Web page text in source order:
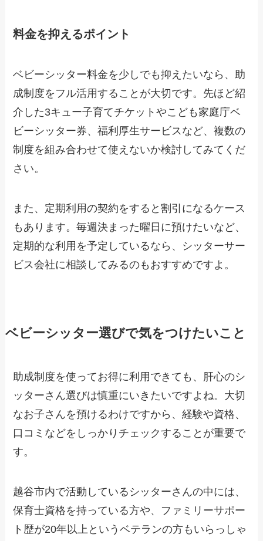
料金を抑えるポイント
ベビーシッター料金を少しでも抑えたいなら、助
成制度をフル活用することが大切です。先ほど紹
介した3キュー子育てチケットやこども家庭庁ベ
ビーシッター券、福利厚生サービスなど、複数の
制度を組み合わせて使えないか検討してみてくだ
さい。
また、定期利用の契約をすると割引になるケース
もあります。毎週決まった曜日に預けたいなど、
定期的な利用を予定しているなら、シッターサー
ビス会社に相談してみるのもおすすめですよ。
ベビーシッター選びで気をつけたいこと
助成制度を使ってお得に利用できても、肝心のシ
ッターさん選びは慎重にいきたいですよね。大切
なお子さんを預けるわけですから、経験や資格、
口コミなどをしっかりチェックすることが重要で
す。
越谷市内で活動しているシッターさんの中には、
保育士資格を持っている方や、ファミリーサポー
ト歴が20年以上というベテランの方もいらっしゃ